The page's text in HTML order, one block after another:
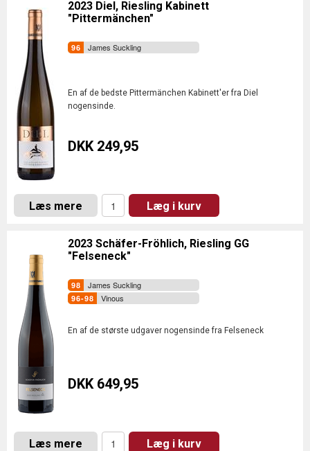
2023 Diel, Riesling Kabinett
"Pittermänchen"
James Suckling
En af de bedste Pittermänchen Kabinett'er fra Diel
nogensinde.
DKK 249,95
Læs mere Læg i kurv
2023 Schäfer-Fröhlich, Riesling GG
"Felseneck"
James Suckling
Vinous
En af de største udgaver nogensinde fra Felseneck
DKK 649,95
Læs mere Læg i kurv